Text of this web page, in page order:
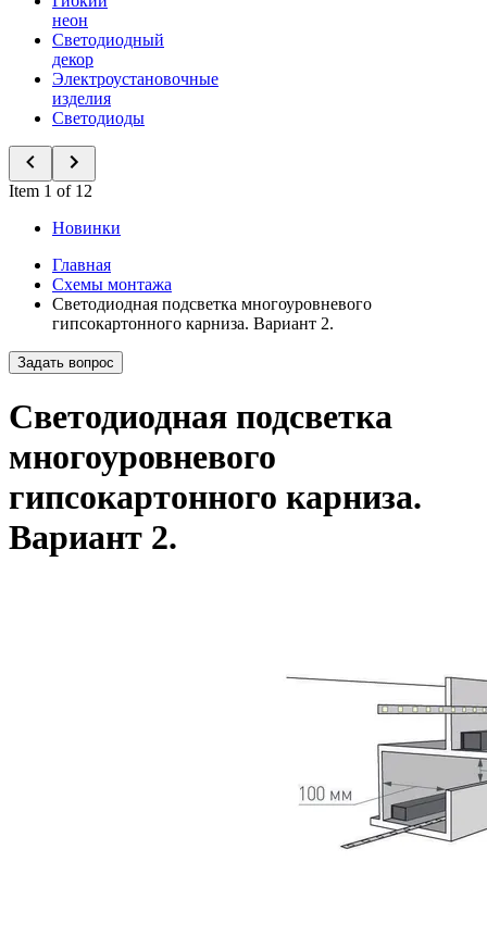
неон
Светодиодный
декор
Электроустановочные
изделия
Светодиоды
Item 1 of 12
Новинки
Главная
Схемы монтажа
Светодиодная подсветка многоуровневого
гипсокартонного карниза. Вариант 2.
Задать вопрос
Светодиодная подсветка
многоуровневого
гипсокартонного карниза.
Вариант 2.